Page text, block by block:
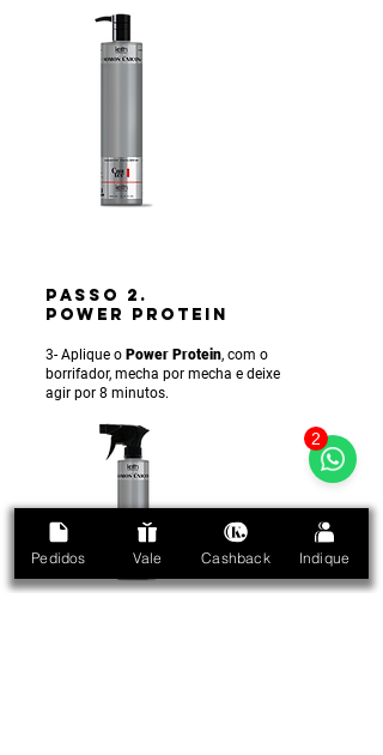
PASSO 2.
POWER PROTEIN
3- Aplique o Power Protein, com o
borrifador, mecha por mecha e deixe
agir por 8 minutos.
Pedidos Vale Cashback Indique
2